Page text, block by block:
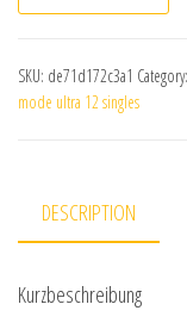
SKU: de71d172c3a1 Category:
mode ultra 12 singles
DESCRIPTION
Kurzbeschreibung